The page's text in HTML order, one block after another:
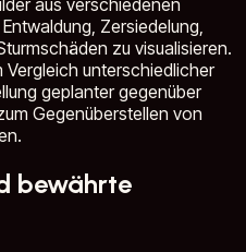
aus verschiedenen
Zersiedelung,
zu visualisieren.
unterschiedlicher
geplanter gegenüber
Gegenüberstellen von
bewährte